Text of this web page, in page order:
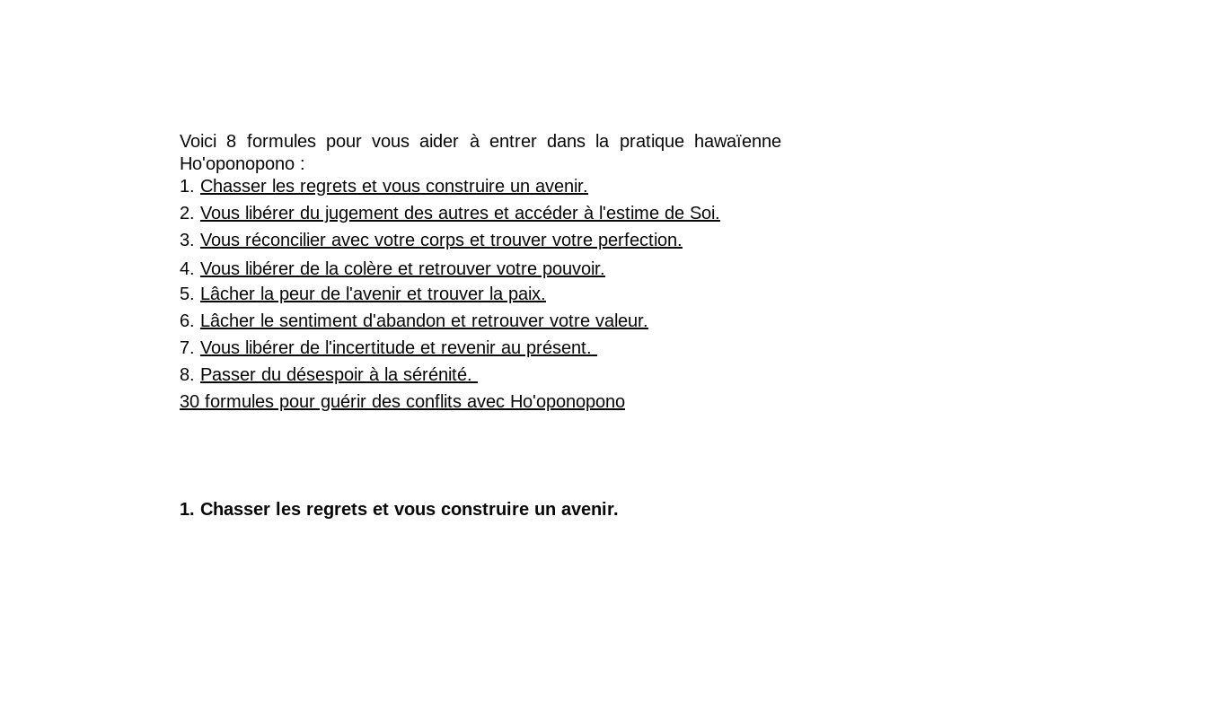
Voici 8 formules pour vous aider à entrer dans la pratique hawaïenne
Ho'oponopono :
1. Chasser les regrets et vous construire un avenir.
2. Vous libérer du jugement des autres et accéder à l'estime de Soi.
3. Vous réconcilier avec votre corps et trouver votre perfection.
4. Vous libérer de la colère et retrouver votre pouvoir.
5. Lâcher la peur de l'avenir et trouver la paix.
6. Lâcher le sentiment d'abandon et retrouver votre valeur.
7. Vous libérer de l'incertitude et revenir au présent.
8. Passer du désespoir à la sérénité.
30 formules pour guérir des conflits avec Ho'oponopono
1. Chasser les regrets et vous construire un avenir.